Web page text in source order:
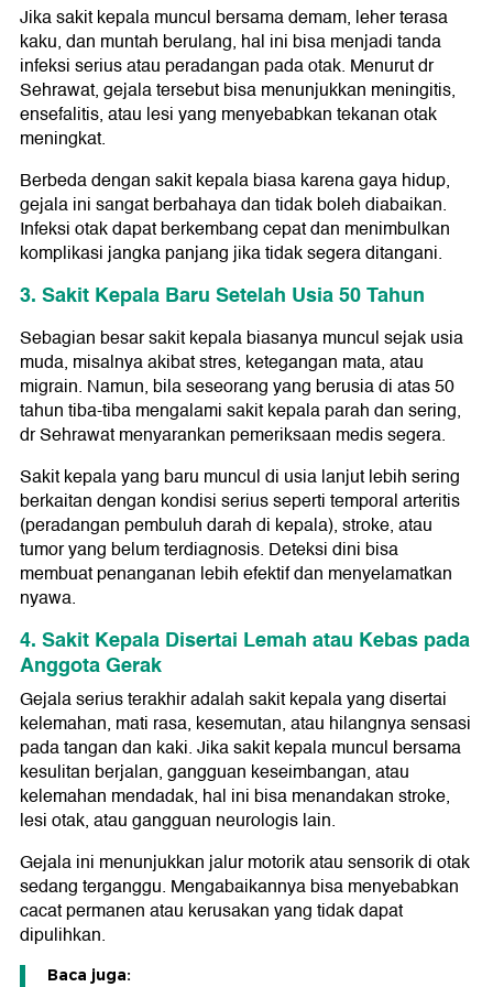
Jika sakit kepala muncul bersama demam, leher terasa
kaku, dan muntah berulang, hal ini bisa menjadi tanda
infeksi serius atau peradangan pada otak. Menurut dr
Sehrawat, gejala tersebut bisa menunjukkan meningitis,
ensefalitis, atau lesi yang menyebabkan tekanan otak
meningkat.
Berbeda dengan sakit kepala biasa karena gaya hidup,
gejala ini sangat berbahaya dan tidak boleh diabaikan.
Infeksi otak dapat berkembang cepat dan menimbulkan
komplikasi jangka panjang jika tidak segera ditangani.
3. Sakit Kepala Baru Setelah Usia 50 Tahun
Sebagian besar sakit kepala biasanya muncul sejak usia
muda, misalnya akibat stres, ketegangan mata, atau
migrain. Namun, bila seseorang yang berusia di atas 50
tahun tiba-tiba mengalami sakit kepala parah dan sering,
dr Sehrawat menyarankan pemeriksaan medis segera.
Sakit kepala yang baru muncul di usia lanjut lebih sering
berkaitan dengan kondisi serius seperti temporal arteritis
(peradangan pembuluh darah di kepala), stroke, atau
tumor yang belum terdiagnosis. Deteksi dini bisa
membuat penanganan lebih efektif dan menyelamatkan
nyawa.
4. Sakit Kepala Disertai Lemah atau Kebas pada
Anggota Gerak
Gejala serius terakhir adalah sakit kepala yang disertai
kelemahan, mati rasa, kesemutan, atau hilangnya sensasi
pada tangan dan kaki. Jika sakit kepala muncul bersama
kesulitan berjalan, gangguan keseimbangan, atau
kelemahan mendadak, hal ini bisa menandakan stroke,
lesi otak, atau gangguan neurologis lain.
Gejala ini menunjukkan jalur motorik atau sensorik di otak
sedang terganggu. Mengabaikannya bisa menyebabkan
cacat permanen atau kerusakan yang tidak dapat
dipulihkan.
Baca juga: